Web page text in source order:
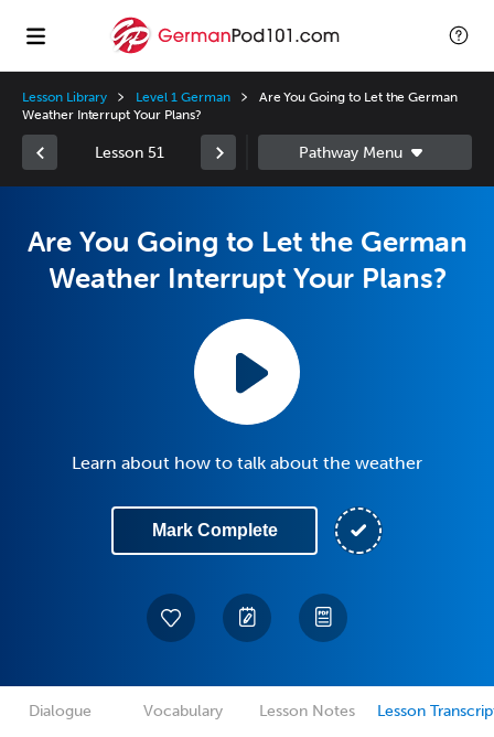
Lesson Library Level 1 German
Are You Going to Let the German
Weather Interrupt Your Plans?
Lesson 51
Are You Going to Let the German
Weather Interrupt Your Plans?
Learn about how to talk about the weather
Mark Complete
Dialogue Vocabulary Lesson Notes Lesson